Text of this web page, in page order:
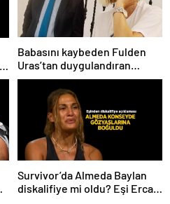
Babasını kaybeden Fulden
Uras’tan duygulandıran
paylaşım! ‘Nurlarda uyu’
Survivor’da Almeda Baylan
diskalifiye mi oldu? Eşi Ercan